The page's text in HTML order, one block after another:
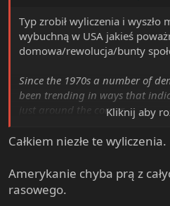
Typ zrobił wyliczenia i wyszło
wybuchną w USA jakieś
domowa/rewolucja/bunty
Since the 1970s a number of
been trending in ways that
just around the corner.
http://www.isciencetimes.com/
http://
article-in-nature-on-
http://www.nature.com/news/
Kliknij aby
Całkiem niezłe te wyliczenia.
Amerykanie chyba prą z
rasowego.